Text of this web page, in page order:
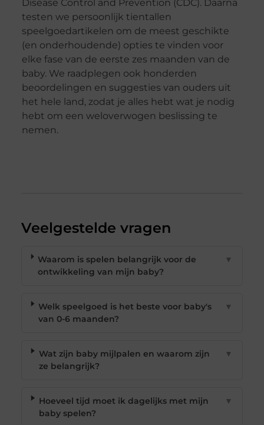
Disease Control and Prevention (CDC). Daarna
testen we persoonlijk tientallen
speelgoedartikelen om de meest geschikte
(en onderhoudende) opties te vinden voor
elke fase van de eerste zes maanden van de
baby. We raadplegen ook honderden
beoordelingen en suggesties van ouders uit
het hele land, zodat je alles hebt wat je nodig
hebt om een weloverwogen beslissing te
nemen.
Veelgestelde vragen
Waarom is spelen belangrijk voor de
ontwikkeling van mijn baby?
▼
Welk speelgoed is het beste voor baby's
van 0-6 maanden?
▼
Wat zijn baby mijlpalen en waarom zijn
ze belangrijk?
▼
Hoeveel tijd moet ik dagelijks met mijn
baby spelen?
▼